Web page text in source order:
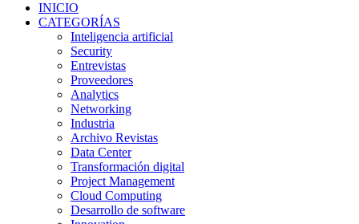
INICIO
CATEGORÍAS
Inteligencia artificial
Security
Entrevistas
Proveedores
Analytics
Networking
Industria
Archivo Revistas
Data Center
Transformación digital
Project Management
Cloud Computing
Desarrollo de software